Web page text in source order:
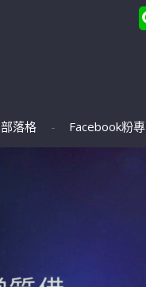
部落格 Facebook粉專